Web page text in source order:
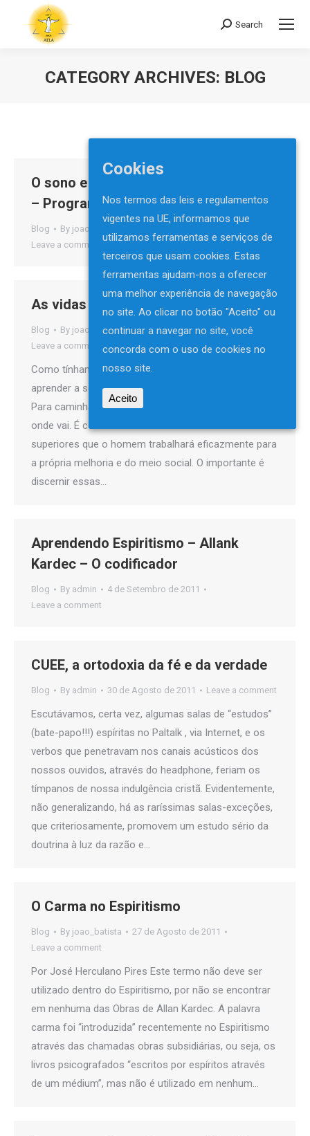
Search:
Search
CATEGORY ARCHIVES: BLOG
O sono e os sonhos – Elisabeth Pelosi
– Programa Verdade e Luz
Blog By joao_batista
Leave a comment
As vidas sucessivas
Blog By joao_batista
5 de Setembro de 2011
Leave a comment
Como tínhamos dito o homem deve antes de tudo
aprender a se conhecer a fim de clarear seu porvir.
Para caminhar com passo firme, precisa saber para
onde vai. É conformando seus atos com as leis
superiores que o homem trabalhará eficazmente para
a própria melhoria e do meio social. O importante é
discernir essas…
Aprendendo Espiritismo – Allank
Kardec – O codificador
Blog By admin
4 de Setembro de 2011
Leave a comment
CUEE, a ortodoxia da fé e da verdade
Blog By admin 30 de Agosto de 2011 Leave a comment
Escutávamos, certa vez, algumas salas de “estudos”
(bate-papo!!!) espíritas no Paltalk , via Internet, e os
verbos que penetravam nos canais acústicos dos
nossos ouvidos, através do headphone, feriam os
tímpanos de nossa indulgência cristã. Evidentemente,
não generalizando, há as raríssimas salas-exceções,
que criteriosamente, promovem um estudo sério da
doutrina à luz da razão e…
O Carma no Espiritismo
Blog By joao_batista
27 de Agosto de 2011
Leave a comment
Por José Herculano Pires Este termo não deve ser
utilizado dentro do Espiritismo, por não se encontrar
em nenhuma das Obras de Allan Kardec. A palavra
carma foi “introduzida” recentemente no Espiritismo
através das chamadas obras subsidiárias, ou seja, os
livros psicografados “escritos por espíritos através
de um médium”, mas não é utilizado em nenhum…
Cookies
Nos termos das leis e regulamentos
vigentes na UE, informamos que
utilizamos ferramentas e serviços de
terceiros que usam cookies. Estas
ferramentas ajudam-nos a oferecer
uma melhor experiência de navegação
no site. Ao clicar no botão "Aceito" ou
continuar a navegar no site, você
concorda com o uso de cookies no
nosso site.
Aceito